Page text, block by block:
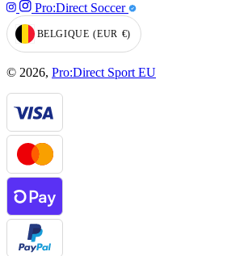
Pro:Direct Soccer
GEOLOCATION BUTTON: BELGIQUE, EUR, €
BELGIQUE (EUR €)
© 2026, Pro:Direct Sport EU